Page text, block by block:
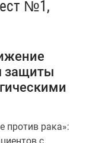
№1,
защиты